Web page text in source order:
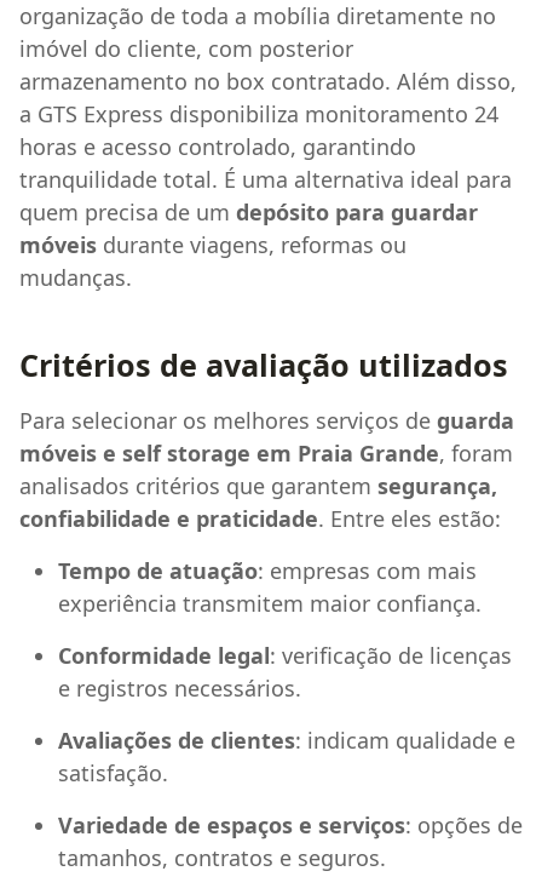
organização de toda a mobília diretamente no
imóvel do cliente, com posterior
armazenamento no box contratado. Além disso,
a GTS Express disponibiliza monitoramento 24
horas e acesso controlado, garantindo
tranquilidade total. É uma alternativa ideal para
quem precisa de um depósito para guardar
móveis durante viagens, reformas ou
mudanças.
Critérios de avaliação utilizados
Para selecionar os melhores serviços de guarda
móveis e self storage em Praia Grande, foram
analisados critérios que garantem segurança,
confiabilidade e praticidade. Entre eles estão:
Tempo de atuação: empresas com mais
experiência transmitem maior confiança.
Conformidade legal: verificação de licenças
e registros necessários.
Avaliações de clientes: indicam qualidade e
satisfação.
Variedade de espaços e serviços: opções de
tamanhos, contratos e seguros.